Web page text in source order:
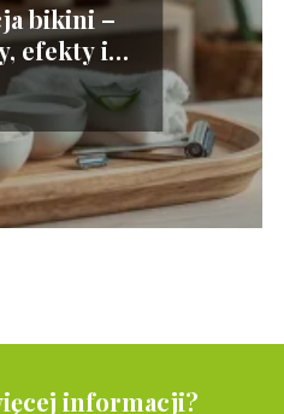
bikini –
efekty i
informacji?